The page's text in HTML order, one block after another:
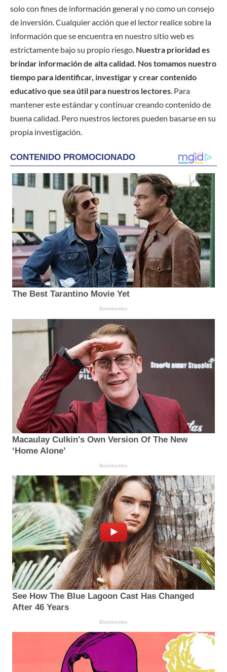
solo con fines de información general y no como un consejo
de inversión. Cualquier acción que el lector realice sobre la
información que se encuentra en nuestro sitio web es
estrictamente bajo su propio riesgo. Nuestra prioridad es
brindar información de alta calidad. Nos tomamos nuestro
tiempo para identificar, investigar y crear contenido
educativo que sea útil para nuestros lectores . Para
mantener este estándar y continuar creando contenido de
buena calidad. Pero nuestros lectores pueden basarse en su
propia investigación.